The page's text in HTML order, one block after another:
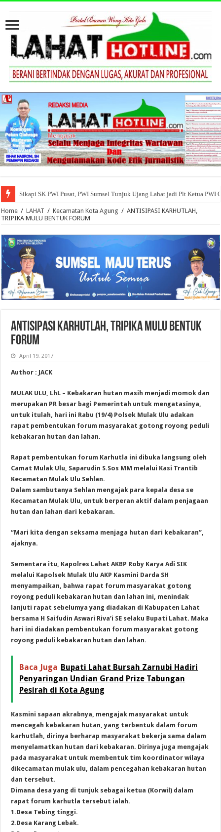
Sikapi SK PWI Pusat, PWI Sumsel Tunjuk Ujang Lahat jadi Plt Ketua PWI
Home / LAHAT / Kecamatan Kota Agung / ANTISIPASI KARHUTLAH,
TRIPIKA MULU BENTUK FORUM
ANTISIPASI KARHUTLAH, TRIPIKA MULU BENTUK
FORUM
April 19, 2017
Author : JACK
MULAK ULU, LhL – Kebakaran hutan masih menjadi momok dan
merupakan PR besar bagi Pemerintah untuk mengatasinya,
untuk itulah, hari ini Rabu (19/4) Polsek Mulak Ulu adakan
rapat pembentukan forum masyarakat gotong royong peduli
kebakaran hutan dan lahan.
Rapat pembentukan forum Karhutla ini dibuka langsung oleh
Camat Mulak Ulu, Saparudin S.Sos MM melalui Kasi Trantib
Kecamatan Mulak Ulu Sehlan.
Dalam sambutanya Sehlan mengajak para kepala desa se
Kecamatan Mulak Ulu, untuk berperan aktif dalam penjagaan
hutan dan lahan dari kebakaran.
“Mari kita dengan seksama menjaga hutan dari kebakaran”,
ajaknya.
Sementara itu, Kapolres Lahat AKBP Roby Karya Adi SIK
melalui Kapolsek Mulak Ulu AKP Kasmini Darda SH
menyampaikan, bahwa rapat forum masyarakat gotong
royong peduli kebakaran hutan dan lahan ini, menindak
lanjuti rapat sebelumya yang diadakan di Kabupaten Lahat
bersama H Saifudin Aswari Riva’i SE selaku Bupati Lahat. Maka
hari ini diadakan pembentukan forum masyarakat gotong
royong peduli kebakaran hutan dan lahan.
Baca Juga Bupati Lahat Bursah Zarnubi Hadiri
Penyaringan Undian Grand Prize Tabungan
Pesirah di Kota Agung
Kasmini sapaan akrabnya, mengajak masyarakat untuk
mencegah kebakaran hutan, yang terbentuk dalam forum
karhutlah, dirinya berharap masyarakat bekerja sama dalam
menyelamatkan hutan dari kebakaran. Dirinya juga mengajak
pada masyarakat untuk membentuk tim koordinator wilaya
dikecamatan mulak ulu, dalam pencegahan kebakaran hutan
dan tersebut.
Dimana desa yang di tunjuk sebagai ketua (Korwil) dalam
rapat forum karhutla tersebut ialah.
1.Desa Tebing tinggi.
2.Desa Karang Lebak.